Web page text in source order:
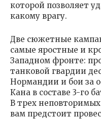
которой позволяет
какому врагу.
Две сюжетные
самые яростные и
Западном фронте:
танковой гвардии
Нормандии и бои за
Кана в составе 3-го
В трех
вам предстоит